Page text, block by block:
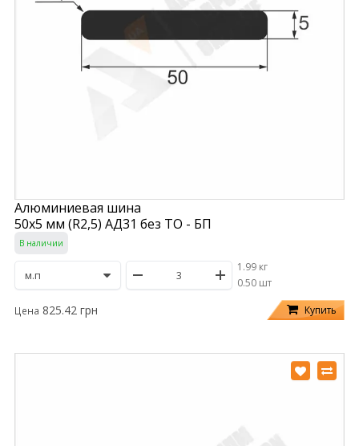
Алюминиевая шина
50х5 мм (R2,5) АД31 без ТО - БП
В наличии
1.99 кг
/0.50 шт
Цена 825.42 грн Купить